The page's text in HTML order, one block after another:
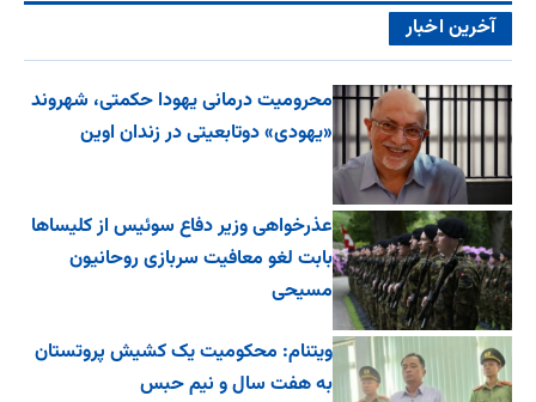
آخرین اخبار
محرومیت درمانی یهودا حکمتی، شهروند
«یهودی» دوتابعیتی در زندان اوین
عذرخواهی وزیر دفاع سوئیس از کلیساها
بابت لغو معافیت سربازی روحانیون
مسیحی
ویتنام: محکومیت یک کشیش پروتستان
به هفت سال و نیم حبس